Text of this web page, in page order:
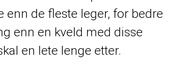
enn de fleste leger, for bedre
enn en kveld med disse
en lete lenge etter.